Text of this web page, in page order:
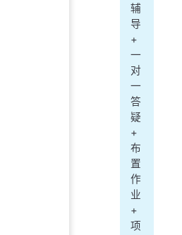
辅
导
+
一
对
一
答
疑
+
布
置
作
业
+
项